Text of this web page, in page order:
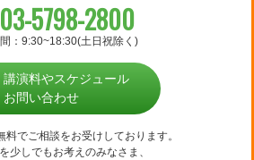
03-5798-2800
：9:30~18:30(土日祝除く)
講演料やスケジュール
お問い合わせ
でご相談をお受けしております。
少しでもお考えのみなさま、